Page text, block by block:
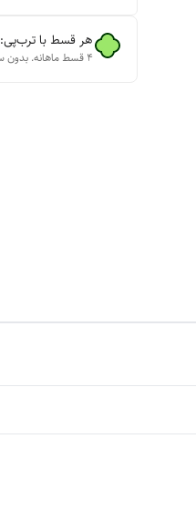
هر قسط با ترب‌پی:
۴ قسط ماهانه. بدون سود، چک و ضامن.